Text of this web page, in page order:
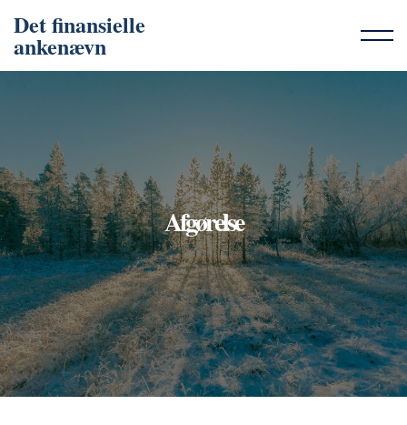
Det finansielle
ankenævn
Afgørelse